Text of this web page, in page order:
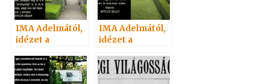
IMA Adelmától,
idézet a
Szellemtől 5.
IMA Adelmától,
idézet a
Szellemtől 7.